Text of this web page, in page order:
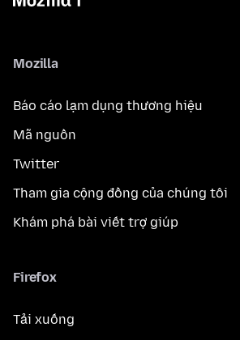
Mozilla
Báo cáo lạm dụng thương hiệu
Mã nguồn
Twitter
Tham gia cộng đồng của chúng tôi
Khám phá bài viết trợ giúp
Firefox
Tải xuống